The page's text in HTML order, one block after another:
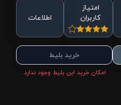
امتیاز
کاربران
اطلاعات
خرید بلیط
امکان خرید این بلیط وجود ندارد.